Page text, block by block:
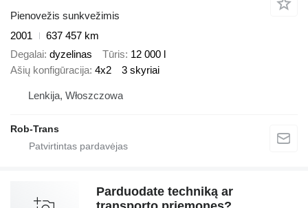
Pienovežis sunkvežimis
2001
637 457 km
Degalai dyzelinas Tūris 12 000 l
Ašių konfigūracija 4x2 3 skyriai
Lenkija, Włoszczowa
Rob-Trans
Parduodate techniką ar